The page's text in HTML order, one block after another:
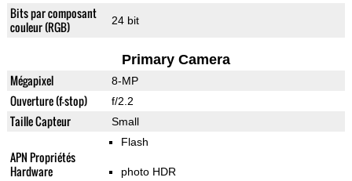
Bits par composant
couleur (RGB)
24 bit
Primary Camera
Mégapixel 8-MP
Ouverture (f-stop) f/2.2
Taille Capteur Small
APN Propriétés
Hardware
Flash
photo HDR